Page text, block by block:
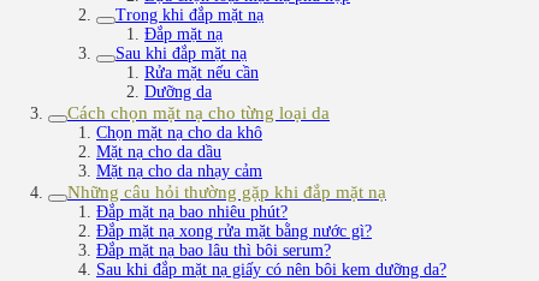
Trong khi đắp mặt nạ
Đắp mặt nạ
Sau khi đắp mặt nạ
Rửa mặt nếu cần
Dưỡng da
Cách chọn mặt nạ cho từng loại da
Chọn mặt nạ cho da khô
Mặt nạ cho da dầu
Mặt nạ cho da nhạy cảm
Những câu hỏi thường gặp khi đắp mặt nạ
Đắp mặt nạ bao nhiêu phút?
Đắp mặt nạ xong rửa mặt bằng nước gì?
Đắp mặt nạ bao lâu thì bôi serum?
Sau khi đắp mặt nạ giấy có nên bôi kem dưỡng da?